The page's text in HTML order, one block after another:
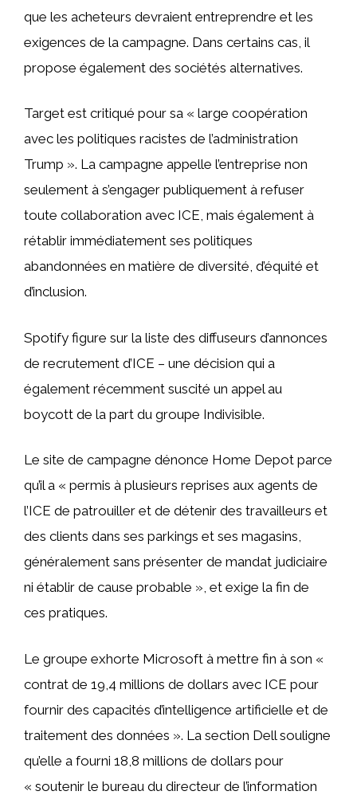
que les acheteurs devraient entreprendre et les
exigences de la campagne. Dans certains cas, il
propose également des sociétés alternatives.
Target est critiqué pour sa « large coopération
avec les politiques racistes de l’administration
Trump ». La campagne appelle l’entreprise non
seulement à s’engager publiquement à refuser
toute collaboration avec ICE, mais également à
rétablir immédiatement ses politiques
abandonnées en matière de diversité, d’équité et
d’inclusion.
Spotify figure sur la liste des diffuseurs d’annonces
de recrutement d’ICE – une décision qui a
également récemment suscité un appel au
boycott de la part du groupe Indivisible.
Le site de campagne dénonce Home Depot parce
qu’il a « permis à plusieurs reprises aux agents de
l’ICE de patrouiller et de détenir des travailleurs et
des clients dans ses parkings et ses magasins,
généralement sans présenter de mandat judiciaire
ni établir de cause probable », et exige la fin de
ces pratiques.
Le groupe exhorte Microsoft à mettre fin à son «
contrat de 19,4 millions de dollars avec ICE pour
fournir des capacités d’intelligence artificielle et de
traitement des données ». La section Dell souligne
qu’elle a fourni 18,8 millions de dollars pour
« soutenir le bureau du directeur de l’information